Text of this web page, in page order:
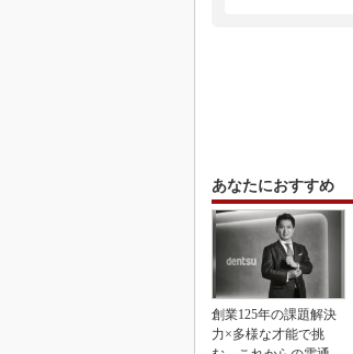
あなたにおすすめ
創業125年の課題解決
力×多様な才能で挑